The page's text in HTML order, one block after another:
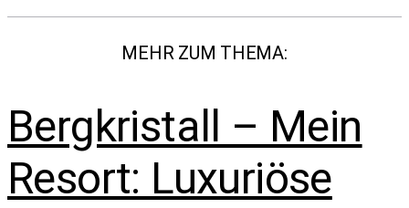
MEHR ZUM THEMA:
Bergkristall – Mein
Resort: Luxuriöse